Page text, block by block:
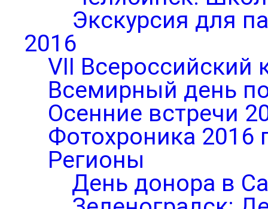
Экскурсия для
2016
VII Всероссийский
Всемирный день
Осенние встречи
Фотохроника 2016
Регионы
День донора в